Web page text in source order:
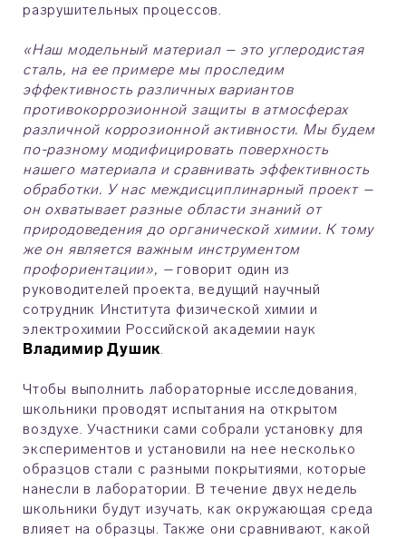
разрушительных процессов.
«Наш модельный материал – это углеродистая
сталь, на ее примере мы проследим
эффективность различных вариантов
противокоррозионной защиты в атмосферах
различной коррозионной активности. Мы будем
по-разному модифицировать поверхность
нашего материала и сравнивать эффективность
обработки. У нас междисциплинарный проект –
он охватывает разные области знаний от
природоведения до органической химии. К тому
же он является важным инструментом
профориентации», –говорит один из
руководителей проекта, ведущий научный
сотрудник Института физической химии и
электрохимии Российской академии наук
Владимир Душик.
Чтобы выполнить лабораторные исследования,
школьники проводят испытания на открытом
воздухе. Участники сами собрали установку для
экспериментов и установили на нее несколько
образцов стали с разными покрытиями, которые
нанесли в лаборатории. В течение двух недель
школьники будут изучать, как окружающая среда
влияет на образцы. Также они сравнивают, какой